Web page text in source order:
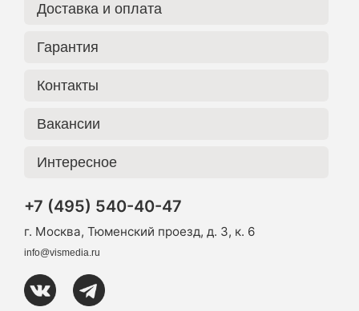
Доставка и оплата
Гарантия
Контакты
Вакансии
Интересное
+7 (495) 540-40-47
г. Москва, Тюменский проезд, д. 3, к. 6
info@vismedia.ru